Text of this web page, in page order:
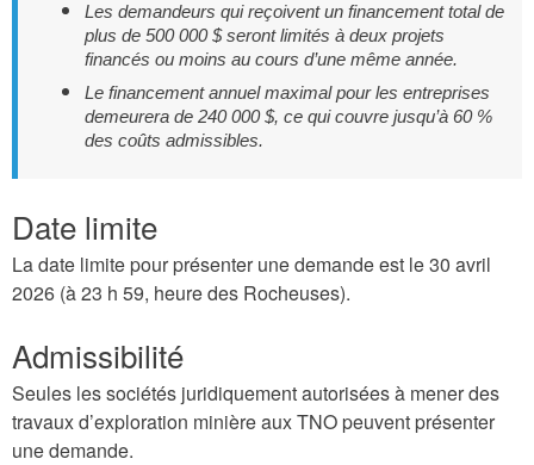
Les demandeurs qui reçoivent un financement total de
plus de 500 000 $ seront limités à deux projets
financés ou moins au cours d’une même année.
Le financement annuel maximal pour les entreprises
demeurera de 240 000 $, ce qui couvre jusqu’à 60 %
des coûts admissibles.
Date limite
La date limite pour présenter une demande est le 30 avril
2026 (à 23 h 59, heure des Rocheuses).
Admissibilité
Seules les sociétés juridiquement autorisées à mener des
travaux d’exploration minière aux TNO peuvent présenter
une demande.